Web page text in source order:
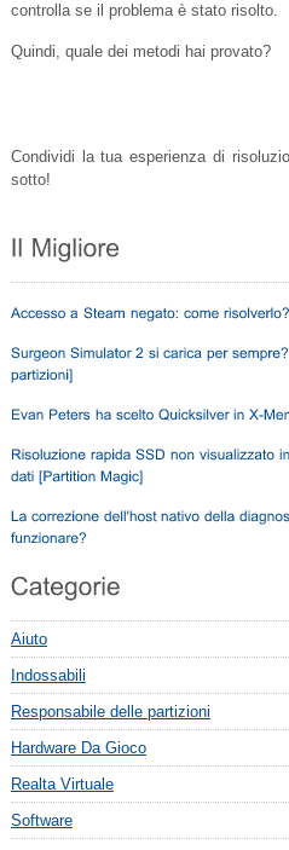
controlla se il problema è stato risolto.
Quindi, quale dei metodi hai provato?
Condividi la tua esperienza di
sotto!
Aiuto
Indossabili
Responsabile delle partizioni
Hardware Da Gioco
Realta Virtuale
Software